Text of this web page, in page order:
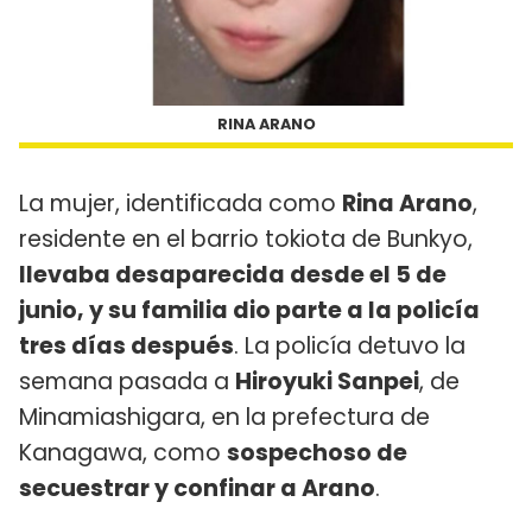
RINA ARANO
La mujer, identificada como Rina Arano,
residente en el barrio tokiota de Bunkyo,
llevaba desaparecida desde el 5 de
junio, y su familia dio parte a la policía
tres días después. La policía detuvo la
semana pasada a Hiroyuki Sanpei, de
Minamiashigara, en la prefectura de
Kanagawa, como sospechoso de
secuestrar y confinar a Arano.